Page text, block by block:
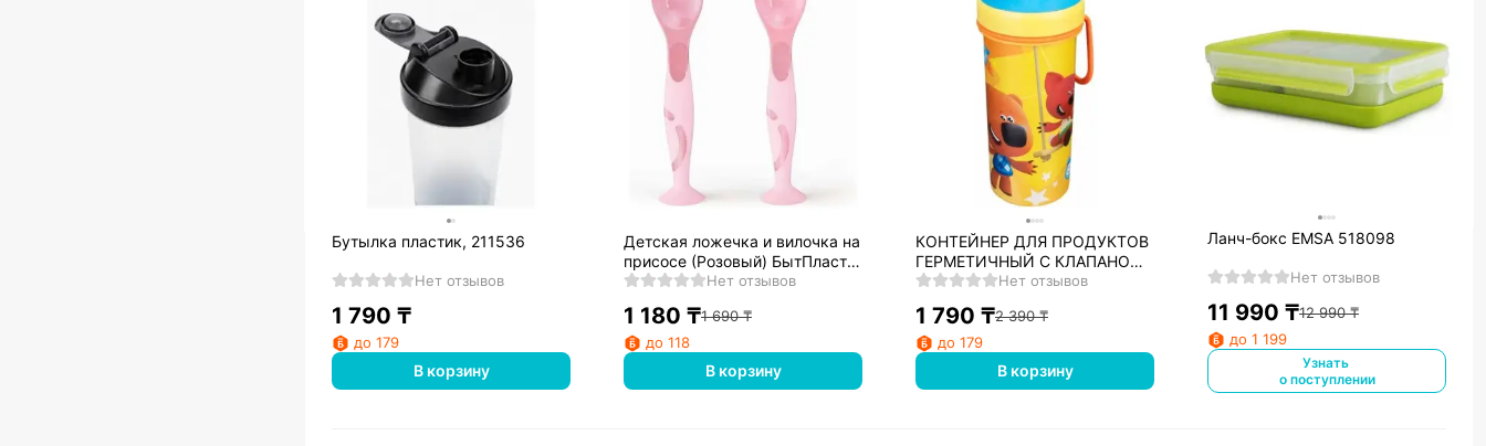
Бутылка пластик, 211536
Нет отзывов
1 790 ₸
до 179
В корзину
Детская ложечка и вилочка на
присосе (Розовый) БытПласт
431312005Нет отзывов
1 180 ₸1 690₸
до 118
В корзину
КОНТЕЙНЕР ДЛЯ ПРОДУКТОВ
ГЕРМЕТИЧНЫЙ С КЛАПАНОМ
ECO STYLE ПРЯМОУГОЛЬНЫЙ
Нет отзывов
1 790 ₸2 390₸
до 179
В корзину
Ланч-бокс EMSA 518098
Нет отзывов
11 990 ₸12 990₸
до 1 199
Узнать
о поступлении